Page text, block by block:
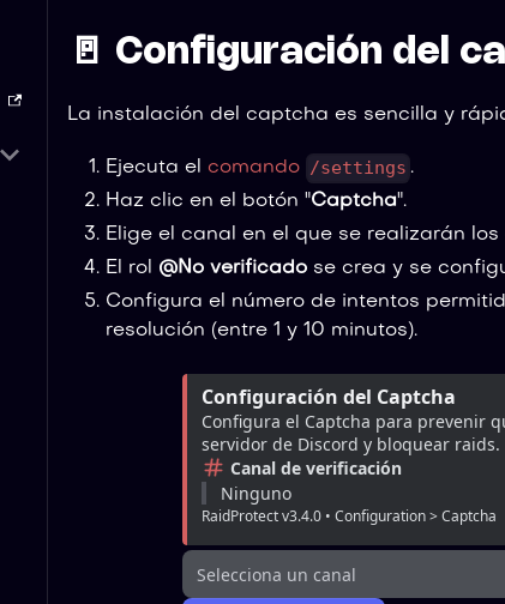
🚪 Configuración del
La instalación del captcha es sencilla y
Ejecuta el comando /settings .
Haz clic en el botón "Captcha".
Elige el canal en el que se realizarán
El rol @No verificado se crea y se
Configura el número de intentos
resolución (entre 1 y 10 minutos).
Configuración del Captcha
Configura el Captcha para prevenir
servidor de Discord y bloquear raids.
Canal de verificación
Ninguno
RaidProtect v3.4.0 • Configuration > Captcha
Selecciona un canal